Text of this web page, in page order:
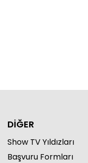
DİĞER
Show TV Yıldızları
Başvuru Formları